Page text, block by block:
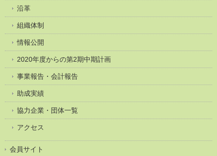
沿革
組織体制
情報公開
2020年度からの第2期中期計画
事業報告・会計報告
助成実績
協力企業・団体一覧
アクセス
会員サイト